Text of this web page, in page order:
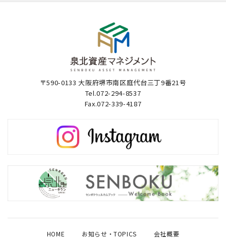
〒590-0133 大阪府堺市南区庭代台三丁9番21号
Tel.072-294-8537
Fax.072-339-4187
HOME お知らせ・TOPICS
会社概要